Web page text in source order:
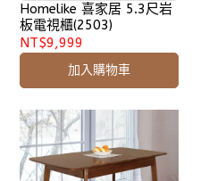
Homelike 喜家居 5.3尺岩
板電視櫃(2503)
NT$9,999
加入購物車